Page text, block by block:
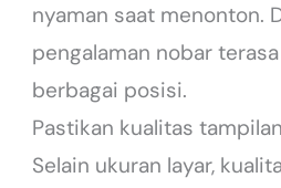
nyaman saat menonton.
pengalaman nobar
berbagai posisi.
Pastikan kualitas
Selain ukuran layar,